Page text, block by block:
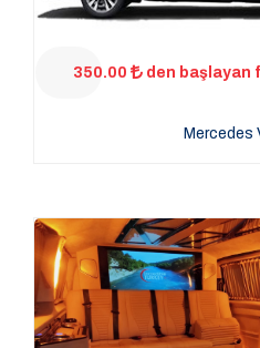
350.00 den başlayan
Mercedes